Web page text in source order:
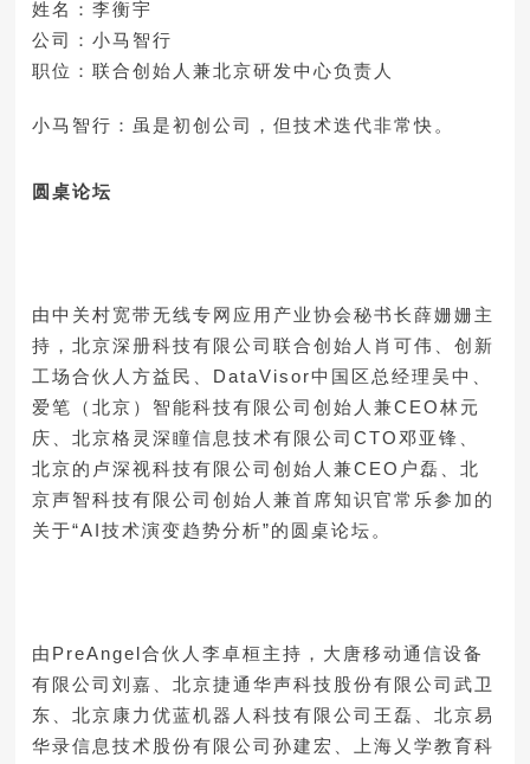
姓名：李衡宇
公司：小马智行
职位：联合创始人兼北京研发中心负责人
小马智行：虽是初创公司，但技术迭代非常快。
圆桌论坛
由中关村宽带无线专网应用产业协会秘书长薛姗姗主
持，北京深册科技有限公司联合创始人肖可伟、创新
工场合伙人方益民、DataVisor中国区总经理吴中、
爱笔（北京）智能科技有限公司创始人兼CEO林元
庆、北京格灵深瞳信息技术有限公司CTO邓亚锋、
北京的卢深视科技有限公司创始人兼CEO户磊、北
京声智科技有限公司创始人兼首席知识官常乐参加的
关于“AI技术演变趋势分析”的圆桌论坛。
由PreAngel合伙人李卓桓主持，大唐移动通信设备
有限公司刘嘉、北京捷通华声科技股份有限公司武卫
东、北京康力优蓝机器人科技有限公司王磊、北京易
华录信息技术股份有限公司孙建宏、上海乂学教育科